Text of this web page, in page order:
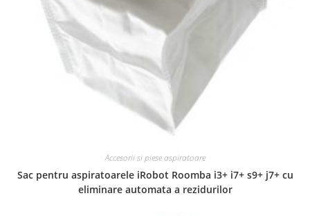
Accesorii si piese aspiratoare
Sac pentru aspiratoarele iRobot Roomba i3+ i7+ s9+ j7+ cu
eliminare automata a rezidurilor